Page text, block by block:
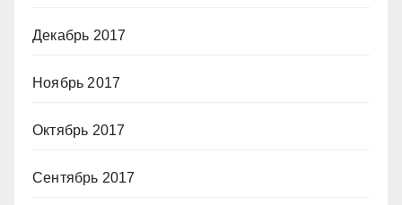
Декабрь 2017
Ноябрь 2017
Октябрь 2017
Сентябрь 2017